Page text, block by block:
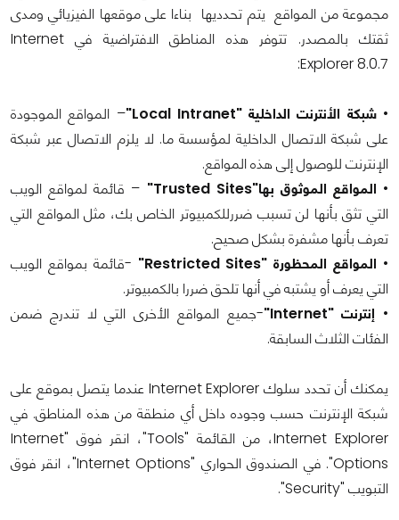
مجموعة من المواقع يتم تحدديها بناءا على موقعها الفيزيائي ومدى
ثقتك بالمصدر. تتوفر هذه المناطق الافتراضية في Internet
Explorer 8.0.7:
• شبكة الأنترنت الداخلية "Local Intranet"
– المواقع الموجودة
على شبكة الاتصال الداخلية لمؤسسة ما. لا يلزم الاتصال عبر شبكة
الإنترنت للوصول إلى هذه المواقع.
• المواقع الموثوق بها"Trusted Sites"
– قائمة لمواقع الويب
التي تثق بأنها لن تسبب ضررللكمبيوتر الخاص بك، مثل المواقع التي
تعرف بأنها مشفرة بشكل صحيح.
• المواقع المحظورة "Restricted Sites"
-قائمة بمواقع الويب
التي يعرف أو يشتبه في أنها تلحق ضررا بالكمبيوتر.
• إنترنت "Internet"
-جميع المواقع الأخرى التي لا تندرج ضمن
الفئات الثلاث السابقة.
يمكنك أن تحدد سلوك Internet Explorer عندما يتصل بموقع على
شبكة الإنترنت حسب وجوده داخل أي منطقة من هذه المناطق. في
Internet Explorer، من القائمة "Tools"، انقر فوق "Internet
Options". في الصندوق الحواري "Internet Options"، انقر فوق
التبويب "Security".